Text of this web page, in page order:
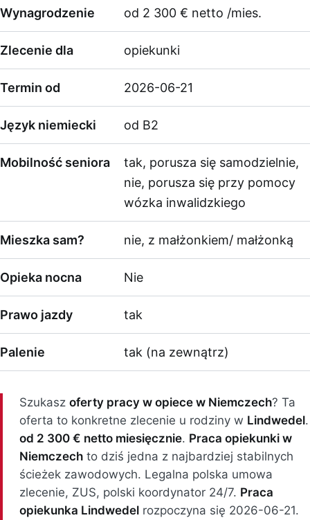
Wynagrodzenie od 2 300 € netto /mies.
Zlecenie dla opiekunki
Termin od 2026-06-21
Język niemiecki od B2
Mobilność seniora
tak, porusza się samodzielnie,
nie, porusza się przy pomocy
wózka inwalidzkiego
Mieszka sam? nie, z małżonkiem/ małżonką
Opieka nocna Nie
Prawo jazdy tak
Palenie tak (na zewnątrz)
Szukasz oferty pracy w opiece w Niemczech? Ta
oferta to konkretne zlecenie u rodziny w Lindwedel.
od 2 300 € netto miesięcznie. Praca opiekunki w
Niemczech to dziś jedna z najbardziej stabilnych
ścieżek zawodowych. Legalna polska umowa
zlecenie, ZUS, polski koordynator 24/7. Praca
opiekunka Lindwedel rozpoczyna się 2026-06-21.